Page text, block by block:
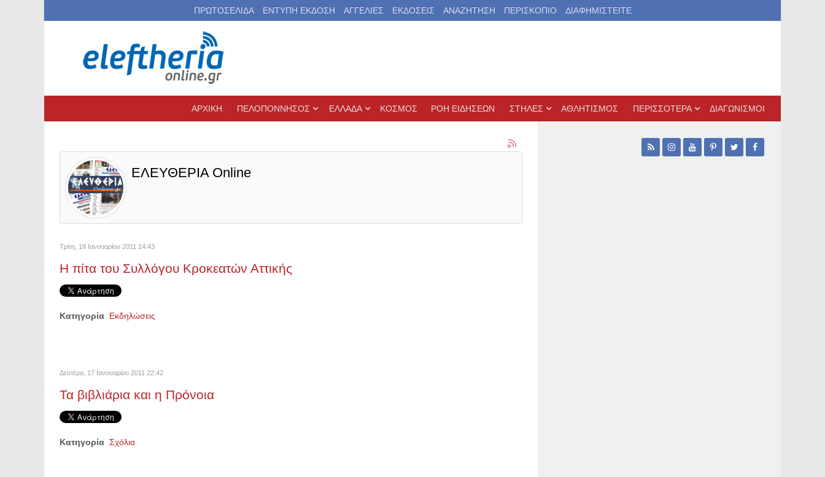
ΠΡΩΤΟΣΕΛΙΔΑ ΕΝΤΥΠΗ ΕΚΔΟΣΗ ΑΓΓΕΛΙΕΣ ΕΚΔΟΣΕΙΣ ΑΝΑΖΗΤΗΣΗ ΠΕΡΙΣΚΟΠΙΟ ΔΙΑΦΗΜΙΣΤΕΙΤΕ
ΑΡΧΙΚΗ ΠΕΛΟΠΟΝΝΗΣΟΣ ΕΛΛΑΔΑ ΚΟΣΜΟΣ ΡΟΗ ΕΙΔΗΣΕΩΝ ΣΤΗΛΕΣ ΑΘΛΗΤΙΣΜΟΣ ΠΕΡΙΣΣΟΤΕΡΑ ΔΙΑΓΩΝΙΣΜΟΙ
ΕΛΕΥΘΕΡΙΑ Online
Τρίτη, 18 Ιανουαρίου 2011 14:43
Η πίτα του Συλλόγου Κροκεατών Αττικής
Κατηγορία Εκδηλώσεις
Δευτέρα, 17 Ιανουαρίου 2011 22:42
Τα βιβλιάρια και η Πρόνοια
Κατηγορία Σχόλια